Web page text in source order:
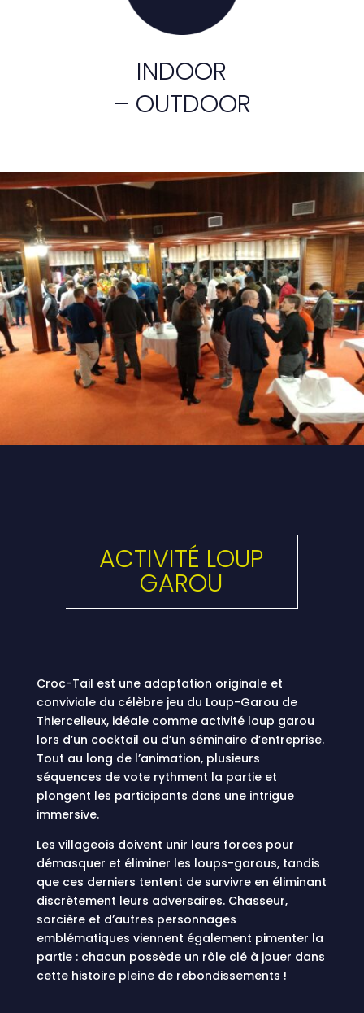
INDOOR
– OUTDOOR
ACTIVITÉ LOUP
GAROU
Croc-Tail est une adaptation originale et
conviviale du célèbre jeu du Loup-Garou de
Thiercelieux, idéale comme activité loup garou
lors d’un cocktail ou d’un séminaire d’entreprise.
Tout au long de l’animation, plusieurs
séquences de vote rythment la partie et
plongent les participants dans une intrigue
immersive.
Les villageois doivent unir leurs forces pour
démasquer et éliminer les loups-garous, tandis
que ces derniers tentent de survivre en éliminant
discrètement leurs adversaires. Chasseur,
sorcière et d’autres personnages
emblématiques viennent également pimenter la
partie : chacun possède un rôle clé à jouer dans
cette histoire pleine de rebondissements !